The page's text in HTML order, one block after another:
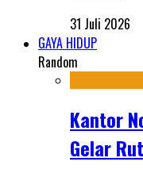
31 Juli 2026
GAYA HIDUP
Random
Kantor
Gelar